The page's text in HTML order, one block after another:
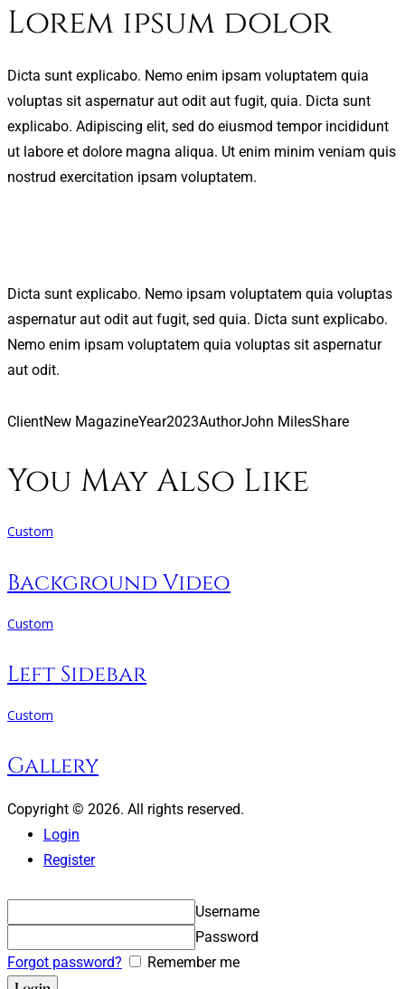
Lorem ipsum dolor
Dicta sunt explicabo. Nemo enim ipsam voluptatem quia
voluptas sit aspernatur aut odit aut fugit, quia. Dicta sunt
explicabo. Adipiscing elit, sed do eiusmod tempor incididunt
ut labore et dolore magna aliqua. Ut enim minim veniam quis
nostrud exercitation ipsam voluptatem.
Dicta sunt explicabo. Nemo ipsam voluptatem quia voluptas
aspernatur aut odit aut fugit, sed quia. Dicta sunt explicabo.
Nemo enim ipsam voluptatem quia voluptas sit aspernatur
aut odit.
ClientNew MagazineYear2023AuthorJohn MilesShare
You May Also Like
Custom
Background Video
Custom
Left Sidebar
Custom
Gallery
Copyright © 2026. All rights reserved.
Login
Register
Username
Password
Forgot password?
Remember me